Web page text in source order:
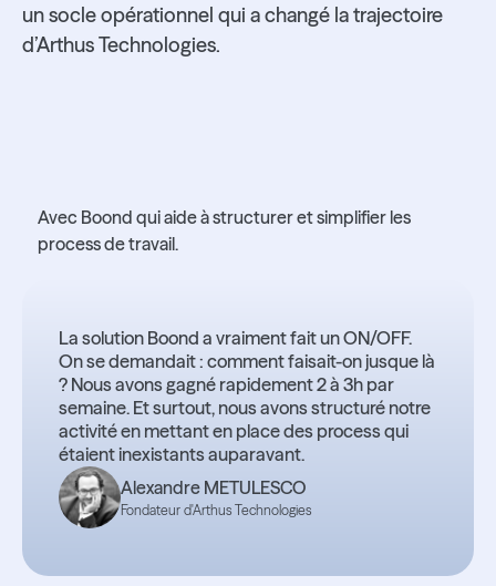
un socle opérationnel qui a changé la trajectoire
d’Arthus Technologies.
Avec Boond qui aide à structurer et simplifier les
process de travail.
La solution Boond a vraiment fait un ON/OFF.
On se demandait : comment faisait-on jusque là
? Nous avons gagné rapidement 2 à 3h par
semaine. Et surtout, nous avons structuré notre
activité en mettant en place des process qui
étaient inexistants auparavant.
Alexandre METULESCO
Fondateur d'Arthus Technologies